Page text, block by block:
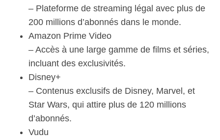
– Plateforme de streaming légal avec plus de
200 millions d’abonnés dans le monde.
Amazon Prime Video
– Accès à une large gamme de films et séries,
incluant des exclusivités.
Disney+
– Contenus exclusifs de Disney, Marvel, et
Star Wars, qui attire plus de 120 millions
d’abonnés.
Vudu